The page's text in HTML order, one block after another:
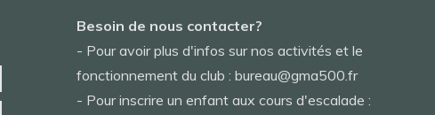
Besoin de nous contacter?
- Pour avoir plus d'infos sur nos activités et le
fonctionnement du club : bureau@gma500.fr
- Pour inscrire un enfant aux cours d'escalade :